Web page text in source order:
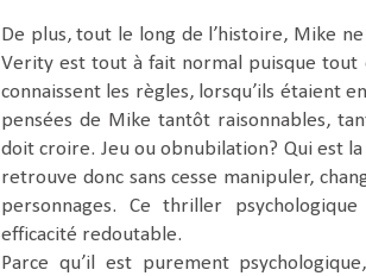
De plus, tout le long de l’histoire, Mike
Verity est tout à fait normal puisque tout
connaissent les règles, lorsqu’ils étaient
pensées de Mike tantôt raisonnables,
doit croire. Jeu ou obnubilation? Qui est
retrouve donc sans cesse manipuler,
personnages. Ce thriller
efficacité redoutable.
Parce qu’il est purement